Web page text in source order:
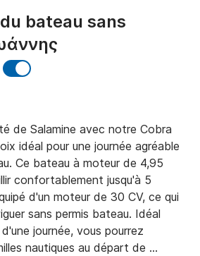
bateau sans
de Salamine avec notre Cobra
idéal pour une journée agréable
Ce bateau à moteur de 4,95
confortablement jusqu'à 5
d'un moteur de 30 CV, ce qui
sans permis bateau. Idéal
journée, vous pourrez
nautiques au départ de